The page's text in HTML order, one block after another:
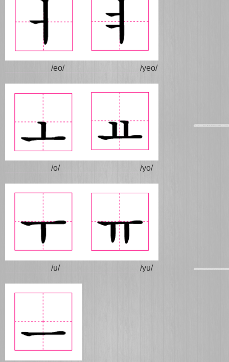
/eo/________________ /yeo/
/o/_________________ /yo/
/u/_________________ /yu/